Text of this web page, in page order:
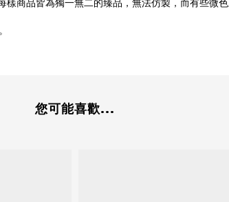
商品皆為獨一無二的臻品，無法仿製，而有些微
您可能喜歡...